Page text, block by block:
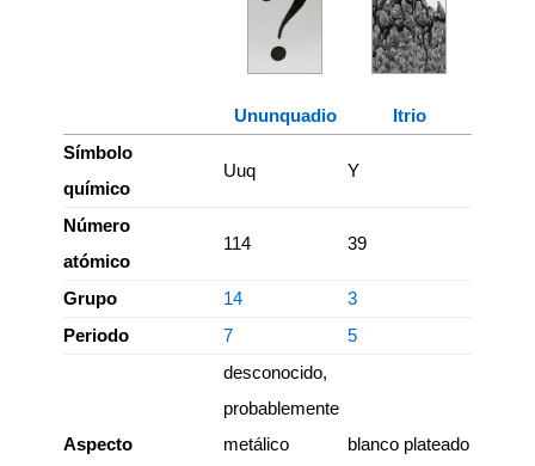
Ununquadio
Itrio
Símbolo
químico
Uuq Y
Número
atómico
114 39
Grupo 14
3
Periodo
7 5
Aspecto
desconocido,
probablemente
metálico
blanco plateado